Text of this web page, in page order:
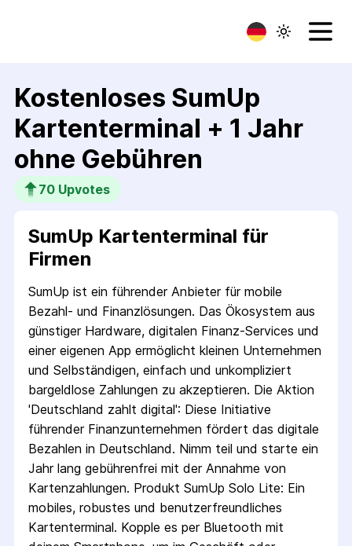
Kostenloses SumUp
Kartenterminal + 1 Jahr
ohne Gebühren
70 Upvotes
SumUp Kartenterminal für
Firmen
SumUp ist ein führender Anbieter für mobile
Bezahl- und Finanzlösungen. Das Ökosystem aus
günstiger Hardware, digitalen Finanz-Services und
einer eigenen App ermöglicht kleinen Unternehmen
und Selbständigen, einfach und unkompliziert
bargeldlose Zahlungen zu akzeptieren. Die Aktion
'Deutschland zahlt digital': Diese Initiative
führender Finanzunternehmen fördert das digitale
Bezahlen in Deutschland. Nimm teil und starte ein
Jahr lang gebührenfrei mit der Annahme von
Kartenzahlungen. Produkt SumUp Solo Lite: Ein
mobiles, robustes und benutzerfreundliches
Kartenterminal. Kopple es per Bluetooth mit